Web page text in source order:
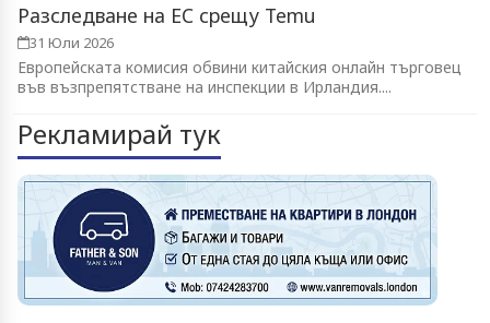
Разследване на ЕС срещу Temu
31 Юли 2026
Европейската комисия обвини китайския онлайн търговец
във възпрепятстване на инспекции в Ирландия....
Рекламирай тук